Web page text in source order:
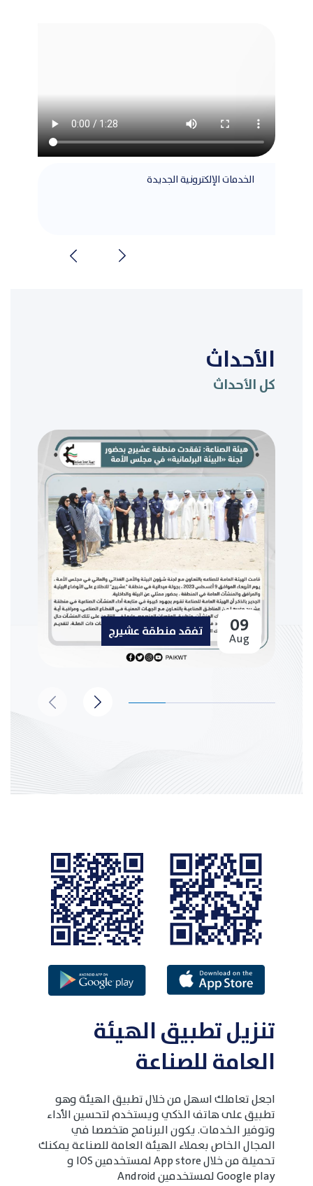
الخدمات الإلكترونية الجديدة
الأحداث
كل الأحداث
09
Aug تفقد منطقة عشيرج
تنزيل تطبيق الهيئة
العامة للصناعة
اجعل تعاملك اسهل من خلال تطبيق الهيئة وهو
تطبيق على هاتف الذكي ويستخدم لتحسين الأداء
وتوفير الخدمات. يكون البرنامج متخصصا في
المجال الخاص بعملاء الهيئة العامة للصناعة يمكنك
تحميلة من خلال App store لمستخدمين IOS و
Google play لمستخدمين Android